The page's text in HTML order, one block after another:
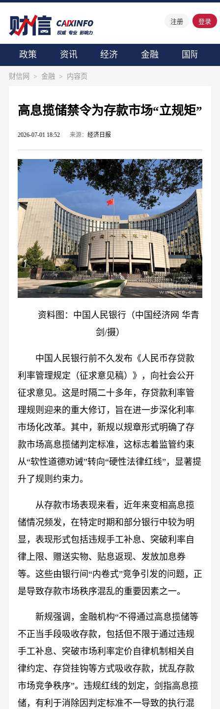
注册 登录
政策 资讯 经济 金融 国际
财信网 > 金融 > 内容页
高息揽储禁令为存款市场“立规矩”
2026-07-01 18:52 来源： 经济日报
资料图：中国人民银行（中国经济网 华青
剑/摄）
中国人民银行前不久发布《人民币存贷款
利率管理规定（征求意见稿）》，向社会公开
征求意见。这是时隔二十多年，存贷款利率管
理规则迎来的重大修订，旨在进一步深化利率
市场化改革。其中，新规以规章形式明确了存
款市场高息揽储判定标准，这标志着监管约束
从“软性道德劝诫”转向“硬性法律红线”，显著提
升了规则约束力。
从存款市场表现来看，近年来变相高息揽
储情况频发，在特定时期和部分银行中较为明
显，表现形式包括违规手工补息、突破利率自
律上限、赠送实物、贴息返现、发放加息券
等。这些由银行间“内卷式”竞争引发的问题，正
是导致存款市场秩序混乱的重要因素之一。
新规强调，金融机构“不得通过高息揽储等
不正当手段吸收存款，包括但不限于通过违规
手工补息、突破市场利率定价自律机制相关自
律约定、存贷挂钩等方式吸收存款，扰乱存款
市场竞争秩序”。违规红线的划定，剑指高息揽
储，有利于消除因判定标准不一导致的执行混